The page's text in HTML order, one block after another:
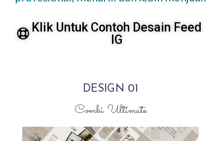
Klik Untuk Contoh Desain Feed
IG
DESIGN 01
Combi Ultimate